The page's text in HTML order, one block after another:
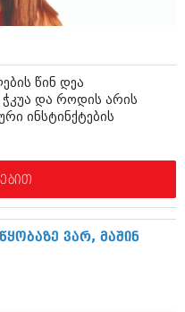
წინ დეა
და როდის არის
ინსტინქტების
ვარ, მაშინ